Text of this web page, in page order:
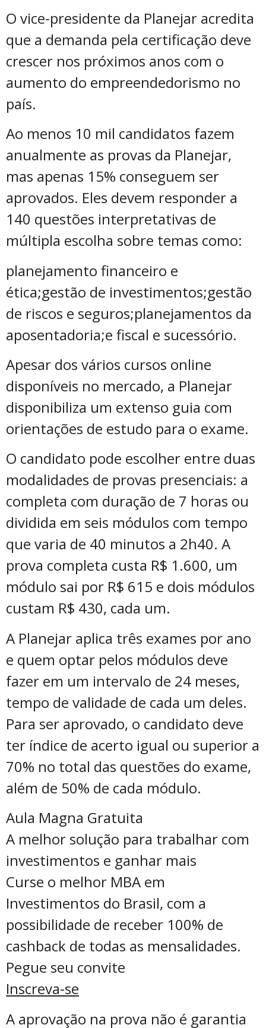
O vice-presidente da Planejar acredita
que a demanda pela certificação deve
crescer nos próximos anos com o
aumento do empreendedorismo no
país.
Ao menos 10 mil candidatos fazem
anualmente as provas da Planejar,
mas apenas 15% conseguem ser
aprovados. Eles devem responder a
140 questões interpretativas de
múltipla escolha sobre temas como:
planejamento financeiro e
ética;gestão de investimentos;gestão
de riscos e seguros;planejamentos da
aposentadoria;e fiscal e sucessório.
Apesar dos vários cursos online
disponíveis no mercado, a Planejar
disponibiliza um extenso guia com
orientações de estudo para o exame.
O candidato pode escolher entre duas
modalidades de provas presenciais: a
completa com duração de 7 horas ou
dividida em seis módulos com tempo
que varia de 40 minutos a 2h40. A
prova completa custa R$ 1.600, um
módulo sai por R$ 615 e dois módulos
custam R$ 430, cada um.
A Planejar aplica três exames por ano
e quem optar pelos módulos deve
fazer em um intervalo de 24 meses,
tempo de validade de cada um deles.
Para ser aprovado, o candidato deve
ter índice de acerto igual ou superior a
70% no total das questões do exame,
além de 50% de cada módulo.
Aula Magna Gratuita
A melhor solução para trabalhar com
investimentos e ganhar mais
Curse o melhor MBA em
Investimentos do Brasil, com a
possibilidade de receber 100% de
cashback de todas as mensalidades.
Pegue seu convite
Inscreva-se
A aprovação na prova não é garantia